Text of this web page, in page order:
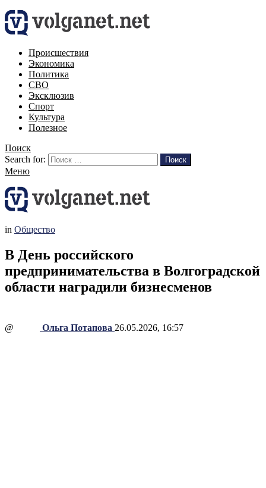
Происшествия
Экономика
Политика
СВО
Эксклюзив
Спорт
Культура
Полезное
Поиск
Search for:
Поиск
Меню
in Общество
В День российского
предпринимательства в Волгоградской
области наградили бизнесменов
@ Ольга Потапова 26.05.2026, 16:57